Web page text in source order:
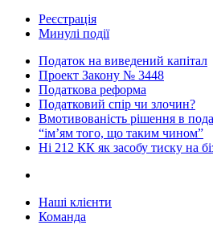
Реєстрація
Минулі події
Податок на виведений капітал
Проект Закону № 3448
Податкова реформа
Податковий спір чи злочин?
Вмотивованість рішення в
“ім’ям того, що таким чином”
Ні 212 КК як засобу тиску на
Наші клієнти
Команда